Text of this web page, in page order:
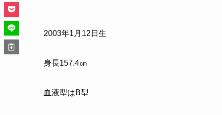
2003年1 月 12 日生
身長157.4㎝
血液型はB型